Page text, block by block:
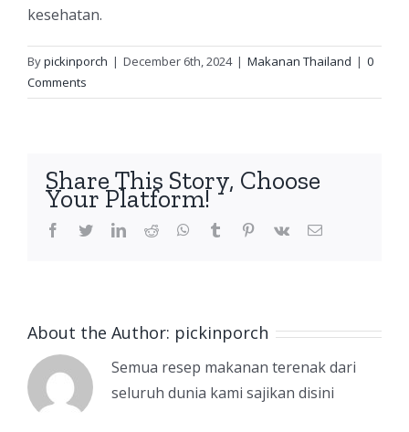
kesehatan.
Bypickinporch | December 6th, 2024 | Makanan Thailand | 0
Comments
Share This Story, Choose
Your Platform!
facebook
twitterlinkedinreddit whatsapptumblr pinterest
vk Email
About the Author: pickinporch
Semua resep makanan terenak dari
seluruh dunia kami sajikan disini